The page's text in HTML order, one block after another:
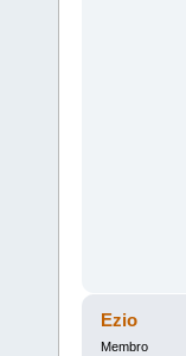
Ezio
Membro